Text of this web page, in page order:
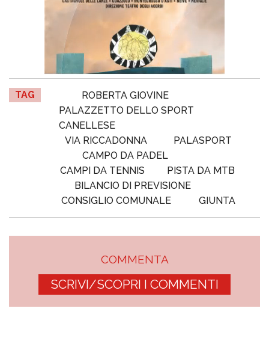
TAG
ROBERTA GIOVINE
PALAZZETTO DELLO SPORT
CANELLESE
VIA RICCADONNA
PALASPORT
CAMPO DA PADEL
CAMPI DA TENNIS
PISTA DA MTB
BILANCIO DI PREVISIONE
CONSIGLIO COMUNALE
GIUNTA
COMMENTA
SCRIVI/SCOPRI I COMMENTI